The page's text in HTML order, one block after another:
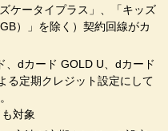
ケータイプラス」、「キッズ
）」を除く）契約回線がカ
、dカード GOLD U、dカード
る定期クレジット設定にして
対象